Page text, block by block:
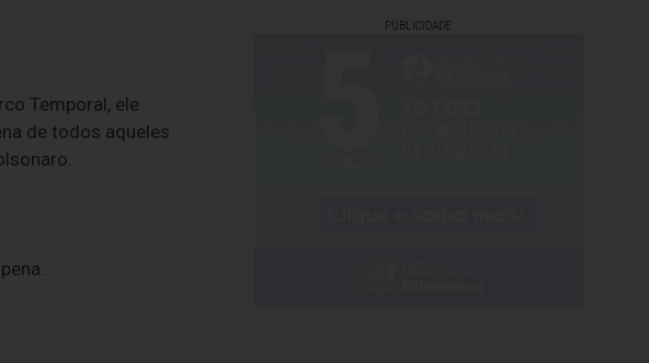
Temporal, ele
de todos aqueles
PUBLICIDADE